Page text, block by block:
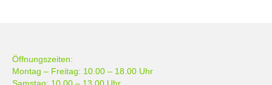
Öffnungszeiten:
Montag – Freitag: 10.00 – 18.00 Uhr